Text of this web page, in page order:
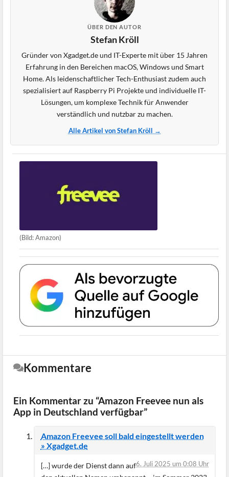
ÜBER DEN AUTOR
Stefan Kröll
Gründer von Xgadget.de und IT-Experte mit über 15 Jahren
Erfahrung in den Bereichen macOS, Windows und Smart
Home. Als leidenschaftlicher Tech-Enthusiast zudem auch
spezialisiert auf Raspberry Pi Projekte und individuelle IT-
Lösungen, um komplexe Technik für Anwender
verständlich und nutzbar zu machen.
Alle Artikel von Stefan Kröll →
(Bild: Amazon)
Kommentare
Ein Kommentar zu “Amazon Freevee nun als
App in Deutschland verfügbar”
Amazon Freevee soll bald eingestellt werden
» Xgadget.de
6. Juli 2025 um 0:08 Uhr
[…] wurde der Dienst dann auf